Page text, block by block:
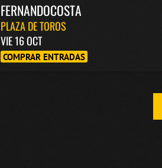
FERNANDOCOSTA
PLAZA DE TOROS
VIE 16 OCT
COMPRAR ENTRADAS